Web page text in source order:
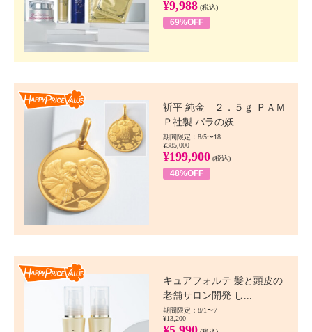
¥9,988 (税込)
69%OFF
祈平 純金 ２．５ｇ ＰＡＭ
Ｐ社製 バラの妖...
期間限定：8/5〜18
¥385,000
¥199,900 (税込)
48%OFF
キュアフォルテ 髪と頭皮の
老舗サロン開発 し...
期間限定：8/1〜7
¥13,200